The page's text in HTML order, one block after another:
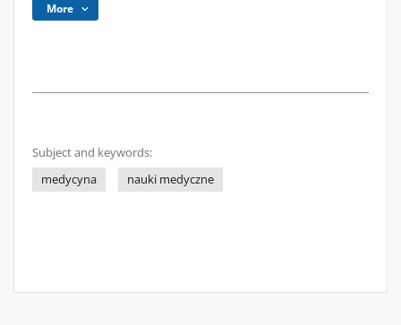
More
Subject and keywords:
medycyna
nauki medyczne